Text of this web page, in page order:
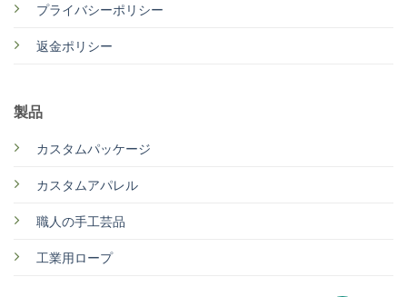
プライバシーポリシー
返金ポリシー
製品
カスタムパッケージ
カスタムアパレル
職人の手工芸品
工業用ロープ